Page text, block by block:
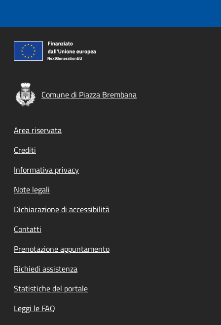
Comune di Piazza Brembana
Footer menu
Area riservata
Crediti
Informativa privacy
Note legali
Dichiarazione di accessibilità
Contatti
Prenotazione appuntamento
Richiedi assistenza
Statistiche del portale
Leggi le FAQ